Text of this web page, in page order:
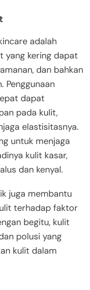
adalah
yang kering dapat
dan bahkan
Penggunaan
dapat
pada kulit,
elastisitasnya.
untuk menjaga
kulit kasar,
dan kenyal.
juga membantu
terhadap faktor
begitu, kulit
polusi yang
kulit dalam